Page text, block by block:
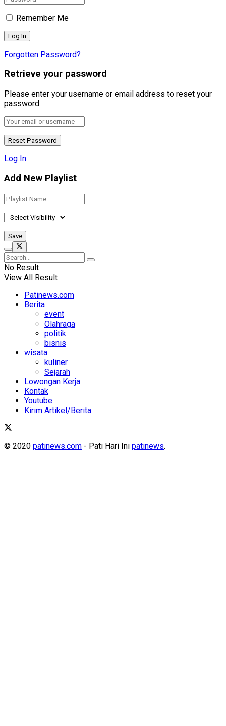
Remember Me
Forgotten Password?
Retrieve your password
Please enter your username or email address to reset your
password.
Log In
Add New Playlist
No Result
View All Result
Patinews.com
Berita
event
Olahraga
politik
bisnis
wisata
kuliner
Sejarah
Lowongan Kerja
Kontak
Youtube
Kirim Artikel/Berita
© 2020 patinews.com - Pati Hari Ini patinews.